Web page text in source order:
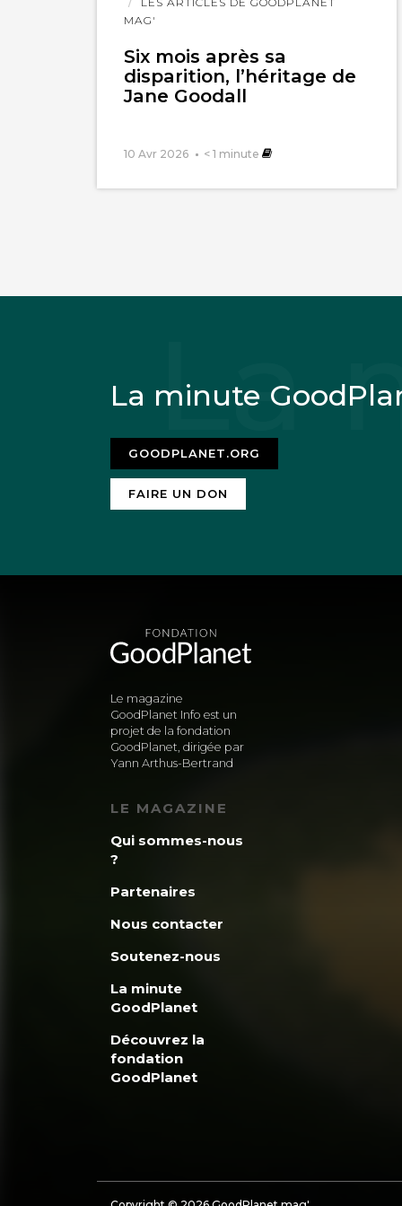
MAG'
Six mois après sa
disparition, l’héritage de
Jane Goodall
10 Avr 2026 < 1 minute
La minute
GOODPLANET.ORG
FAIRE UN DON
Le magazine
GoodPlanet Info est un
projet de la fondation
GoodPlanet, dirigée par
Yann Arthus-Bertrand
LE MAGAZINE
Qui sommes-nous
?
Partenaires
Nous contacter
Soutenez-nous
La minute
GoodPlanet
Découvrez la
fondation
GoodPlanet